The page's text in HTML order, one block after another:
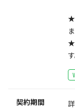
★
★
す
契約期間